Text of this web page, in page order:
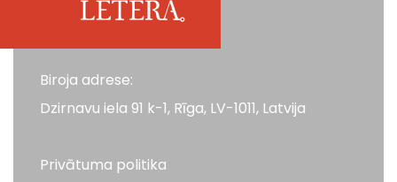
Biroja adrese:
Dzirnavu iela 91 k-1, Rīga, LV-1011, Latvija
Privātuma politika